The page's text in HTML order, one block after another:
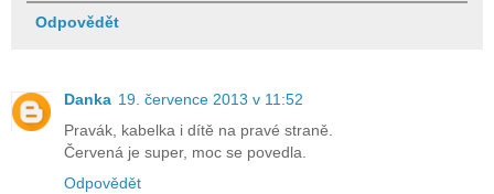
Odpovědět
Danka 19. července 2013 v 11:52
Pravák, kabelka i dítě na pravé straně.
Červená je super, moc se povedla.
Odpovědět